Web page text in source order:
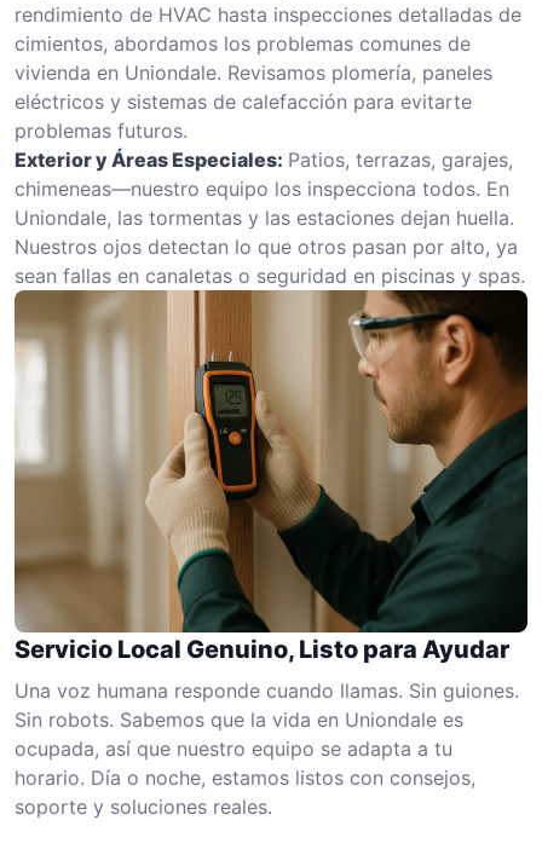
rendimiento de HVAC hasta inspecciones detalladas de
cimientos, abordamos los problemas comunes de
vivienda en Uniondale. Revisamos plomería, paneles
eléctricos y sistemas de calefacción para evitarte
problemas futuros.
Exterior y Áreas Especiales: Patios, terrazas, garajes,
chimeneas—nuestro equipo los inspecciona todos. En
Uniondale, las tormentas y las estaciones dejan huella.
Nuestros ojos detectan lo que otros pasan por alto, ya
sean fallas en canaletas o seguridad en piscinas y spas.
Servicio Local Genuino, Listo para Ayudar
Una voz humana responde cuando llamas. Sin guiones.
Sin robots. Sabemos que la vida en Uniondale es
ocupada, así que nuestro equipo se adapta a tu
horario. Día o noche, estamos listos con consejos,
soporte y soluciones reales.